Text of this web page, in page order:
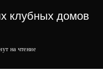
клубных домов
на чтение